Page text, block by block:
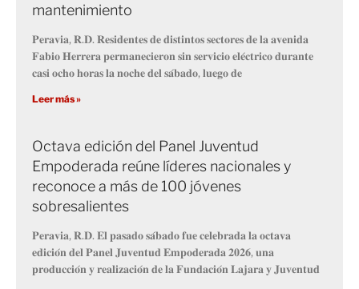
mantenimiento
𝐏𝐞𝐫𝐚𝐯𝐢𝐚, 𝐑.𝐃. 𝐑𝐞𝐬𝐢𝐝𝐞𝐧𝐭𝐞𝐬 𝐝𝐞 𝐝𝐢𝐬𝐭𝐢𝐧𝐭𝐨𝐬 𝐬𝐞𝐜𝐭𝐨𝐫𝐞𝐬 𝐝𝐞 𝐥𝐚 𝐚𝐯𝐞𝐧𝐢𝐝𝐚
𝐅𝐚𝐛𝐢𝐨 𝐇𝐞𝐫𝐫𝐞𝐫𝐚 𝐩𝐞𝐫𝐦𝐚𝐧𝐞𝐜𝐢𝐞𝐫𝐨𝐧 𝐬𝐢𝐧 𝐬𝐞𝐫𝐯𝐢𝐜𝐢𝐨 𝐞𝐥𝐞́𝐜𝐭𝐫𝐢𝐜𝐨 𝐝𝐮𝐫𝐚𝐧𝐭𝐞
𝐜𝐚𝐬𝐢 𝐨𝐜𝐡𝐨 𝐡𝐨𝐫𝐚𝐬 𝐥𝐚 𝐧𝐨𝐜𝐡𝐞 𝐝𝐞𝐥 𝐬𝐚́𝐛𝐚𝐝𝐨, 𝐥𝐮𝐞𝐠𝐨 𝐝𝐞
Leer más »
Octava edición del Panel Juventud
Empoderada reúne líderes nacionales y
reconoce a más de 100 jóvenes
sobresalientes
𝐏𝐞𝐫𝐚𝐯𝐢𝐚, 𝐑.𝐃. 𝐄𝐥 𝐩𝐚𝐬𝐚𝐝𝐨 𝐬𝐚́𝐛𝐚𝐝𝐨 𝐟𝐮𝐞 𝐜𝐞𝐥𝐞𝐛𝐫𝐚𝐝𝐚 𝐥𝐚 𝐨𝐜𝐭𝐚𝐯𝐚
𝐞𝐝𝐢𝐜𝐢𝐨́𝐧 𝐝𝐞𝐥 𝐏𝐚𝐧𝐞𝐥 𝐉𝐮𝐯𝐞𝐧𝐭𝐮𝐝 𝐄𝐦𝐩𝐨𝐝𝐞𝐫𝐚𝐝𝐚 𝟐𝟎𝟐𝟔, 𝐮𝐧𝐚
𝐩𝐫𝐨𝐝𝐮𝐜𝐜𝐢𝐨́𝐧 𝐲 𝐫𝐞𝐚𝐥𝐢𝐳𝐚𝐜𝐢𝐨́𝐧 𝐝𝐞 𝐥𝐚 𝐅𝐮𝐧𝐝𝐚𝐜𝐢𝐨́𝐧 𝐋𝐚𝐣𝐚𝐫𝐚 𝐲 𝐉𝐮𝐯𝐞𝐧𝐭𝐮𝐝